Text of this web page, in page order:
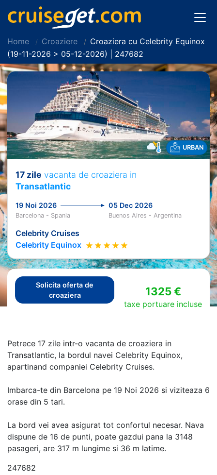
Home Croaziere
Croaziera cu Celebrity Equinox
(19-11-2026 > 05-12-2026) | 247682
URBAN
17 zile vacanta de croaziera in
Transatlantic
19 Noi 2026 05 Dec 2026
Barcelona - Spania Buenos Aires - Argentina
Celebrity Cruises
Celebrity Equinox
Solicita oferta de
croaziera
1325 €
taxe portuare incluse
Petrece 17 zile intr-o vacanta de croaziera in
Transatlantic, la bordul navei Celebrity Equinox,
apartinand companiei Celebrity Cruises.
Imbarca-te din Barcelona pe 19 Noi 2026 si viziteaza 6
orase din 5 tari.
La bord vei avea asigurat tot confortul necesar. Nava
dispune de 16 de punti, poate gazdui pana la 3148
pasageri, are 317 m lungime si 36 m latime.
247682